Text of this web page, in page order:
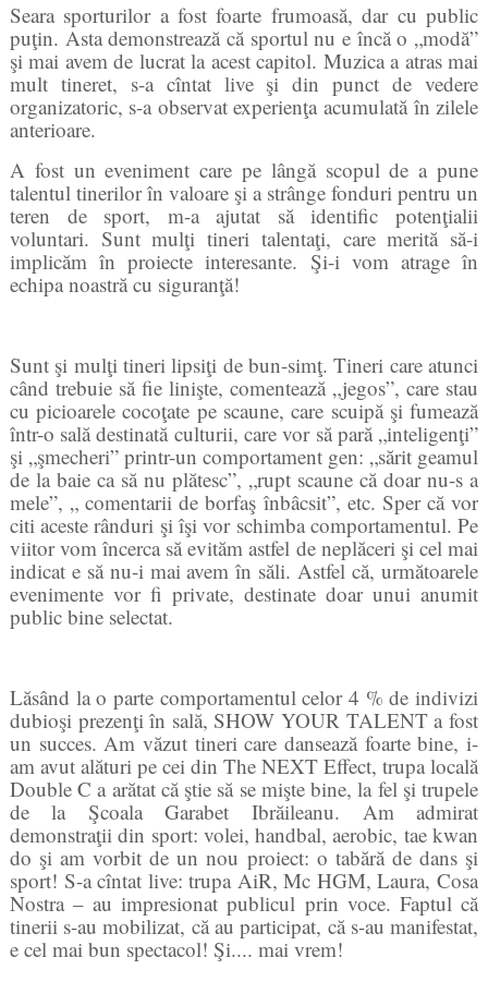
Seara sporturilor a fost foarte frumoasă, dar cu public
puţin. Asta demonstrează că sportul nu e încă o „modă”
şi mai avem de lucrat la acest capitol. Muzica a atras mai
mult tineret, s-a cîntat live şi din punct de vedere
organizatoric, s-a observat experienţa acumulată în zilele
anterioare.
A fost un eveniment care pe lângă scopul de a pune
talentul tinerilor în valoare şi a strânge fonduri pentru un
teren de sport, m-a ajutat să identific potenţialii
voluntari. Sunt mulţi tineri talentaţi, care merită să-i
implicăm în proiecte interesante. Şi-i vom atrage în
echipa noastră cu siguranţă!
Sunt şi mulţi tineri lipsiţi de bun-simţ. Tineri care atunci
când trebuie să fie linişte, comentează „jegos”, care stau
cu picioarele cocoţate pe scaune, care scuipă şi fumează
într-o sală destinată culturii, care vor să pară „inteligenţi”
şi „şmecheri” printr-un comportament gen: „sărit geamul
de la baie ca să nu plătesc”, „rupt scaune că doar nu-s a
mele”, „ comentarii de borfaş înbâcsit”, etc. Sper că vor
citi aceste rânduri şi îşi vor schimba comportamentul. Pe
viitor vom încerca să evităm astfel de neplăceri şi cel mai
indicat e să nu-i mai avem în săli. Astfel că, următoarele
evenimente vor fi private, destinate doar unui anumit
public bine selectat.
Lăsând la o parte comportamentul celor 4 % de indivizi
dubioşi prezenţi în sală, SHOW YOUR TALENT a fost
un succes. Am văzut tineri care dansează foarte bine, i-
am avut alături pe cei din The NEXT Effect, trupa locală
Double C a arătat că ştie să se mişte bine, la fel şi trupele
de la Şcoala Garabet Ibrăileanu. Am admirat
demonstraţii din sport: volei, handbal, aerobic, tae kwan
do şi am vorbit de un nou proiect: o tabără de dans şi
sport! S-a cîntat live: trupa AiR, Mc HGM, Laura, Cosa
Nostra – au impresionat publicul prin voce. Faptul că
tinerii s-au mobilizat, că au participat, că s-au manifestat,
e cel mai bun spectacol! Şi.... mai vrem!